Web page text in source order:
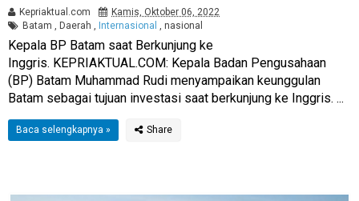
Kepriaktual.com
Kamis, Oktober 06, 2022
Batam
Daerah Internasional nasional
Kepala BP Batam saat Berkunjung ke
Inggris. KEPRIAKTUAL.COM: Kepala Badan Pengusahaan
(BP) Batam Muhammad Rudi menyampaikan keunggulan
Batam sebagai tujuan investasi saat berkunjung ke Inggris. ...
Baca selengkapnya »